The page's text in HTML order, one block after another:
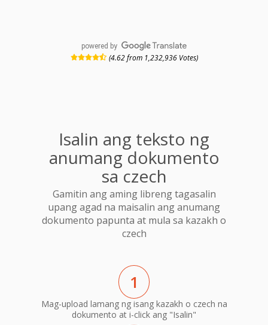
powered by
(4.62 from 1,232,936 Votes)
Isalin ang teksto ng
anumang dokumento
sa czech
Gamitin ang aming libreng tagasalin
upang agad na maisalin ang anumang
dokumento papunta at mula sa kazakh o
czech
1
Mag-upload lamang ng isang kazakh o czech na
dokumento at i-click ang "Isalin"